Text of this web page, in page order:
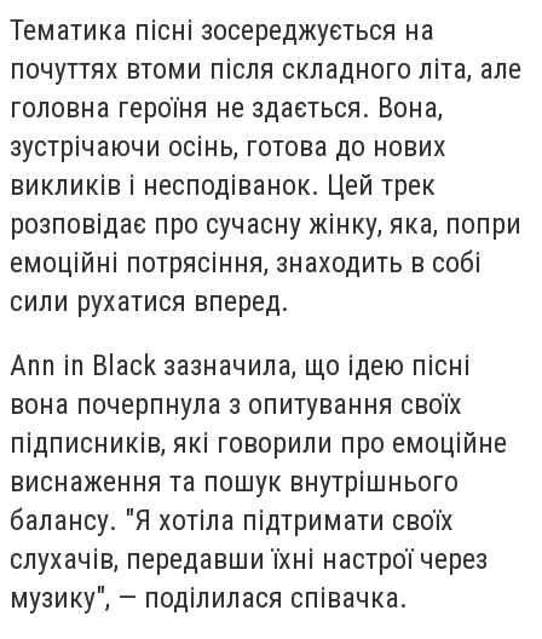
Тематика пісні зосереджується на
почуттях втоми після складного літа, але
головна героїня не здається. Вона,
зустрічаючи осінь, готова до нових
викликів і несподіванок. Цей трек
розповідає про сучасну жінку, яка, попри
емоційні потрясіння, знаходить в собі
сили рухатися вперед.
Ann in Black зазначила, що ідею пісні
вона почерпнула з опитування своїх
підписників, які говорили про емоційне
виснаження та пошук внутрішнього
балансу. "Я хотіла підтримати своїх
слухачів, передавши їхні настрої через
музику", — поділилася співачка.